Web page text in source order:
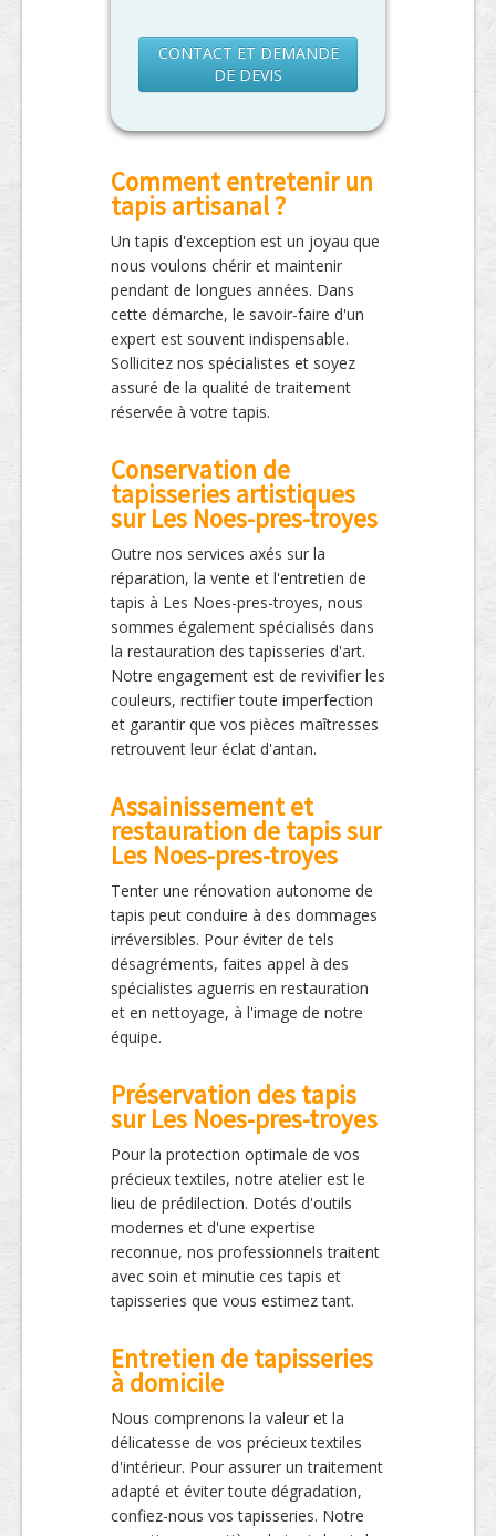
CONTACT ET DEMANDE
DE DEVIS
Comment entretenir un
tapis artisanal ?
Un tapis d'exception est un joyau que
nous voulons chérir et maintenir
pendant de longues années. Dans
cette démarche, le savoir-faire d'un
expert est souvent indispensable.
Sollicitez nos spécialistes et soyez
assuré de la qualité de traitement
réservée à votre tapis.
Conservation de
tapisseries artistiques
sur Les Noes-pres-troyes
Outre nos services axés sur la
réparation, la vente et l'entretien de
tapis à Les Noes-pres-troyes, nous
sommes également spécialisés dans
la restauration des tapisseries d'art.
Notre engagement est de revivifier les
couleurs, rectifier toute imperfection
et garantir que vos pièces maîtresses
retrouvent leur éclat d'antan.
Assainissement et
restauration de tapis sur
Les Noes-pres-troyes
Tenter une rénovation autonome de
tapis peut conduire à des dommages
irréversibles. Pour éviter de tels
désagréments, faites appel à des
spécialistes aguerris en restauration
et en nettoyage, à l'image de notre
équipe.
Préservation des tapis
sur Les Noes-pres-troyes
Pour la protection optimale de vos
précieux textiles, notre atelier est le
lieu de prédilection. Dotés d'outils
modernes et d'une expertise
reconnue, nos professionnels traitent
avec soin et minutie ces tapis et
tapisseries que vous estimez tant.
Entretien de tapisseries
à domicile
Nous comprenons la valeur et la
délicatesse de vos précieux textiles
d'intérieur. Pour assurer un traitement
adapté et éviter toute dégradation,
confiez-nous vos tapisseries. Notre